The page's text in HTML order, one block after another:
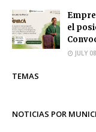
el
JULY
TEMAS
NOTICIAS POR